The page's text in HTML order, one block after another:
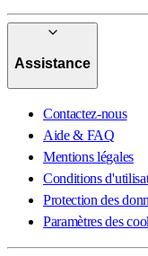
Assistance
Contactez-nous
Aide & FAQ
Mentions légales
Conditions
Protection des
Paramètres des